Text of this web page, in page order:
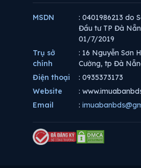
MSDN
: 0401986213 do
Đầu tư TP Đà
01/7/2019
Trụ sở
chính
: 16 Nguyễn Sơn
Cường, tp Đà
Điện thoại
: 0935373173
Website
:
Email
: